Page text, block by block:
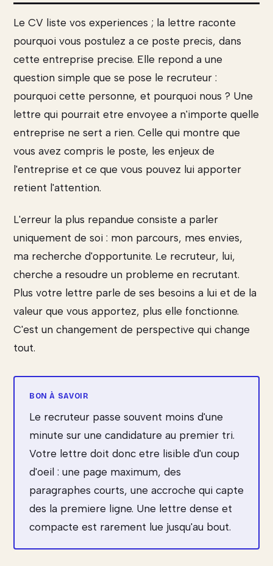
Le CV liste vos experiences ; la lettre raconte
pourquoi vous postulez a ce poste precis, dans
cette entreprise precise. Elle repond a une
question simple que se pose le recruteur :
pourquoi cette personne, et pourquoi nous ? Une
lettre qui pourrait etre envoyee a n'importe quelle
entreprise ne sert a rien. Celle qui montre que
vous avez compris le poste, les enjeux de
l'entreprise et ce que vous pouvez lui apporter
retient l'attention.
L'erreur la plus repandue consiste a parler
uniquement de soi : mon parcours, mes envies,
ma recherche d'opportunite. Le recruteur, lui,
cherche a resoudre un probleme en recrutant.
Plus votre lettre parle de ses besoins a lui et de la
valeur que vous apportez, plus elle fonctionne.
C'est un changement de perspective qui change
tout.
Le recruteur passe souvent moins d'une
minute sur une candidature au premier tri.
Votre lettre doit donc etre lisible d'un coup
d'oeil : une page maximum, des
paragraphes courts, une accroche qui capte
des la premiere ligne. Une lettre dense et
compacte est rarement lue jusqu'au bout.